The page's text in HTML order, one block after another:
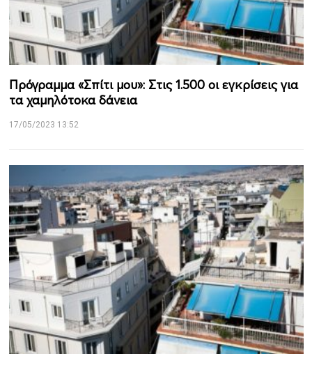
Πρόγραμμα «Σπίτι μου»: Στις 1.500 οι εγκρίσεις για
τα χαμηλότοκα δάνεια
17/05/2023 13:52